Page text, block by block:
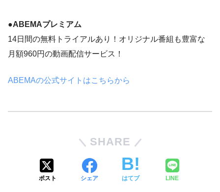
●ABEMAプレミアム
14日間の無料トライアルあり！オリジナル番組も豊富な
月額960円の動画配信サービス！
ABEMAの公式サイトはこちらから
SHARE
ポスト シェア はてブ LINE